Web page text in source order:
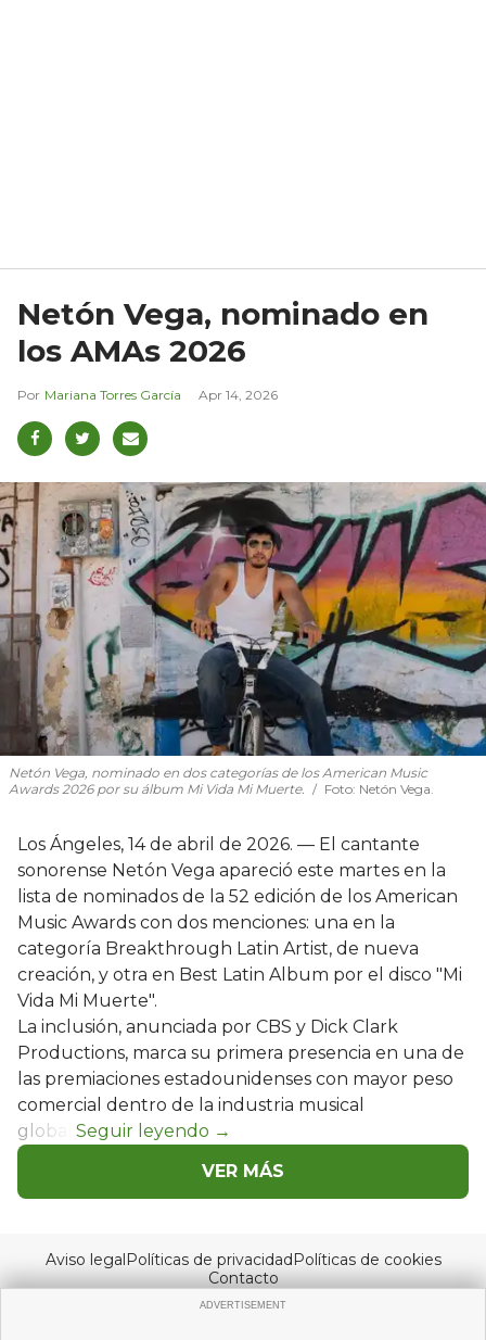
Netón Vega, nominado en
los AMAs 2026
Mariana Torres García Apr 14, 2026
Netón Vega, nominado en dos categorías de los American Music
Awards 2026 por su álbum Mi Vida Mi Muerte.
Foto: Netón Vega.
Los Ángeles, 14 de abril de 2026. — El cantante
sonorense Netón Vega apareció este martes en la
lista de nominados de la 52 edición de los American
Music Awards con dos menciones: una en la
categoría Breakthrough Latin Artist, de nueva
creación, y otra en Best Latin Album por el disco "Mi
Vida Mi Muerte".
La inclusión, anunciada por CBS y Dick Clark
Productions, marca su primera presencia en una de
las premiaciones estadounidenses con mayor peso
comercial dentro de la industria musical
global.
VER MÁS
Aviso legalPolíticas de privacidadPolíticas de cookies
Contacto